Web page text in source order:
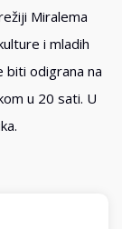
Miralema
i mladih
biti odigrana na
u 20 sati. U